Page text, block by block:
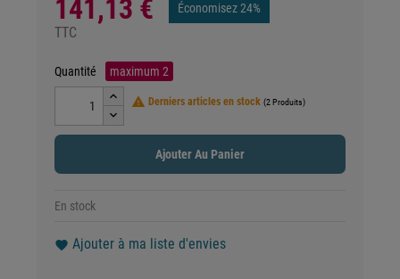
141,13 € Économisez 24%
TTC
Quantité maximum 2
 Derniers articles en stock (2 Produits)
Ajouter Au Panier
En stock
favorite Ajouter à ma liste d'envies